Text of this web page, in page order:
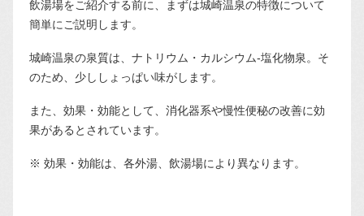
飲湯場をご紹介する前に、まずは城崎温泉の特徴について
簡単にご説明します。
城崎温泉の泉質は、ナトリウム・カルシウム-塩化物泉。そ
のため、少ししょっぱい味がします。
また、効果・効能として、消化器系や慢性便秘の改善に効
果があるとされています。
※ 効果・効能は、各外湯、飲湯場により異なります。